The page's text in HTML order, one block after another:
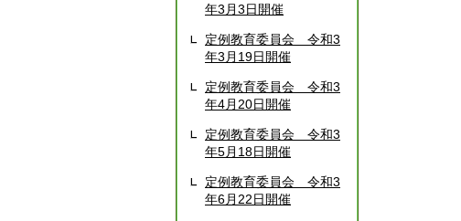
年3月3日開催
定例教育委員会 令和3
年3月19日開催
定例教育委員会 令和3
年4月20日開催
定例教育委員会 令和3
年5月18日開催
定例教育委員会 令和3
年6月22日開催